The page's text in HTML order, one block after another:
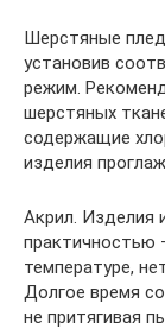
Шерстяные
установив
режим.
шерстяных
содержащие
изделия
Акрил. Изделия
практичностью
температуре,
Долгое время
не притягивая